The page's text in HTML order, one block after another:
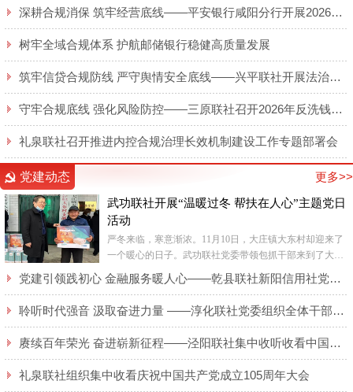
深耕合规消保 筑牢经营底线——平安银行咸阳分行开展2026年廉洁合规及消保专题培训
树牢全域合规体系 护航邮储银行稳健高质量发展
筑牢信贷合规防线 严守舆情安全底线——兴平联社开展法治大讲堂活动
守牢合规底线 强化风险防控——三原联社召开2026年反洗钱和反恐怖融资专题培训会
礼泉联社召开推进内控合规治理长效机制建设工作专题部署会
党建动态 更多>>
武功联社开展“温暖过冬 帮扶在人心”主题党日
活动
严冬来临，寒意渐浓。11月10日，大庄镇大东村却迎来了
一个暖心的日子。武功联社党委带领包抓干部来到了大庄
镇大东村，给脱贫户送来了生活所需的电热毯，在寒冬中
为群众送...
党建引领践初心 金融服务暖人心——乾县联社新阳信用社党支部全力保障“智慧餐厅”纪实
聆听时代强音 汲取奋进力量 ——淳化联社党委组织全体干部职工集中收听收看庆祝 中国共产党成立105周年大会实况直播
赓续百年荣光 奋进崭新征程——泾阳联社集中收听收看中国共产党成立105周年大会实况
礼泉联社组织集中收看庆祝中国共产党成立105周年大会